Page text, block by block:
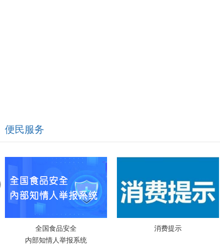
便民服务
全国食品安全
内部知情人举报系统
消费提示